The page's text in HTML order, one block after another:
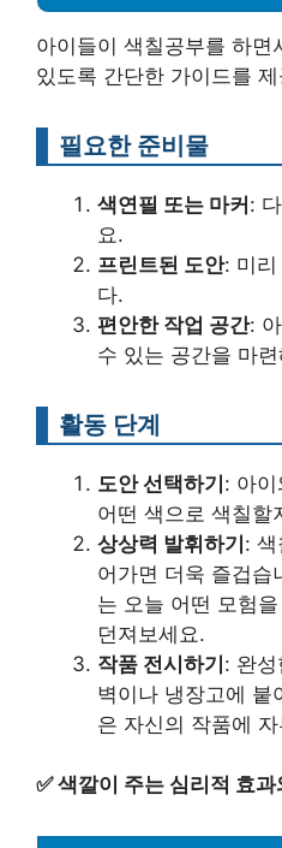
아이들이 색칠공부를 하면
있도록 간단한 가이드를
필요한 준비물
색연필 또는 마커:
요.
프린트된 도안: 미리
다.
편안한 작업 공간:
수 있는 공간을 마
활동 단계
도안 선택하기: 아
어떤 색으로 색칠할
상상력 발휘하기: 색
어가면 더욱 즐겁습
는 오늘 어떤 모험
던져보세요.
작품 전시하기: 완
벽이나 냉장고에 붙
은 자신의 작품에
✅색깔이 주는 심리적 효